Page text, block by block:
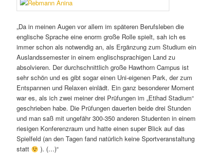
„Da in meinen Augen vor allem im späteren Berufsleben die
englische Sprache eine enorm große Rolle spielt, sah ich es
immer schon als notwendig an, als Ergänzung zum Studium ein
Auslandssemester in einem englischsprachigen Land zu
absolvieren. Der durchschnittlich große Hawthorn Campus ist
sehr schön und es gibt sogar einen Uni-eigenen Park, der zum
Entspannen und Relaxen einlädt. Ein ganz besonderer Moment
war es, als ich zwei meiner drei Prüfungen im „Etihad Stadium“
geschrieben habe. Die Prüfungen dauerten beide drei Stunden
und man saß mit ungefähr 300-350 anderen Studenten in einem
riesigen Konferenzraum und hatte einen super Blick auf das
Spielfeld (an den Tagen fand natürlich keine Sportveranstaltung
statt
). (…)“